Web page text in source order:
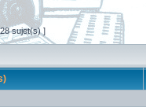
sujet(s) ]